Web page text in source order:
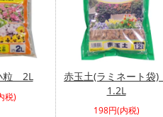
粒 2L
税)
赤玉土(ラミネート袋)
1.2L
198円(内税)